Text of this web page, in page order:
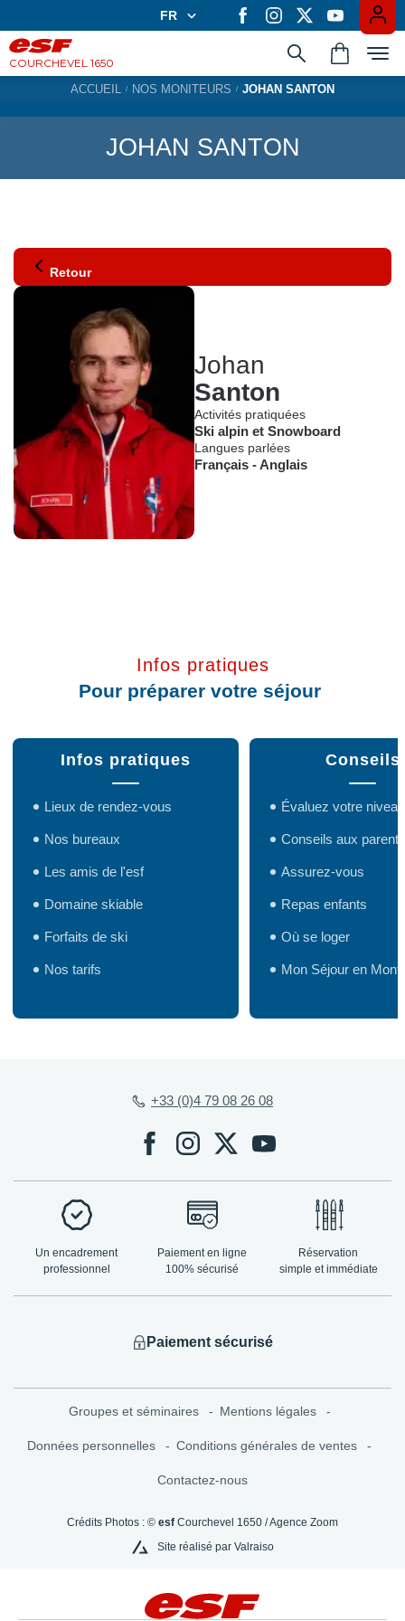
FR
COURCHEVEL 1650
Apprendre en groupe
Expériences
Casiers à ski
ACCUEIL NOS MONITEURS JOHAN SANTON
JOHAN SANTON
Retour
Johan
Santon
Activités pratiquées
Ski alpin et Snowboard
Langues parlées
Français -Anglais
Infos pratiques
Pour préparer votre séjour
Infos pratiques
Lieux de rendez-vous
Nos bureaux
Les amis de l'esf
Domaine skiable
Forfaits de ski
Nos tarifs
Conseils
Évaluez votre niveau
Conseils aux parents
Assurez-vous
Repas enfants
Où se loger
Mon Séjour en
+33 (0)4 79 08 26 08
Un encadrement
professionnel
Paiement en ligne
100% sécurisé
Réservation
simple et immédiate
Paiement sécurisé
Groupes et séminaires Mentions légales
Données personnelles Conditions générales de ventes
Contactez-nous
Crédits Photos : © esf Courchevel 1650 / Agence Zoom
Site réalisé par Valraiso